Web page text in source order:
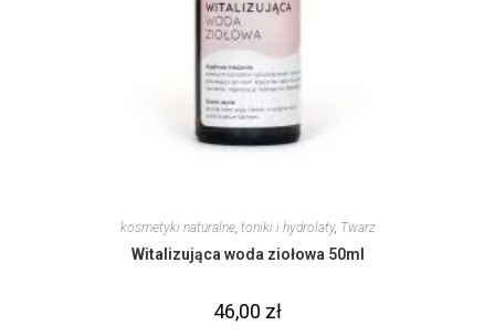
kosmetyki naturalne, toniki i hydrolaty, Twarz
Witalizująca woda ziołowa 50ml
46,00 zł